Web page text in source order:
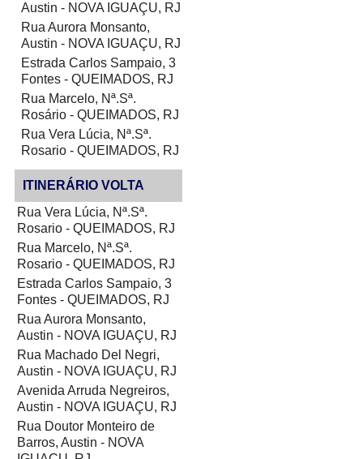
Austin - NOVA IGUAÇU, RJ
Rua Aurora Monsanto,
Austin - NOVA IGUAÇU, RJ
Estrada Carlos Sampaio, 3
Fontes - QUEIMADOS, RJ
Rua Marcelo, Nª.Sª.
Rosário - QUEIMADOS, RJ
Rua Vera Lúcia, Nª.Sª.
Rosario - QUEIMADOS, RJ
ITINERÁRIO VOLTA
Rua Vera Lúcia, Nª.Sª.
Rosario - QUEIMADOS, RJ
Rua Marcelo, Nª.Sª.
Rosario - QUEIMADOS, RJ
Estrada Carlos Sampaio, 3
Fontes - QUEIMADOS, RJ
Rua Aurora Monsanto,
Austin - NOVA IGUAÇU, RJ
Rua Machado Del Negri,
Austin - NOVA IGUAÇU, RJ
Avenida Arruda Negreiros,
Austin - NOVA IGUAÇU, RJ
Rua Doutor Monteiro de
Barros, Austin - NOVA